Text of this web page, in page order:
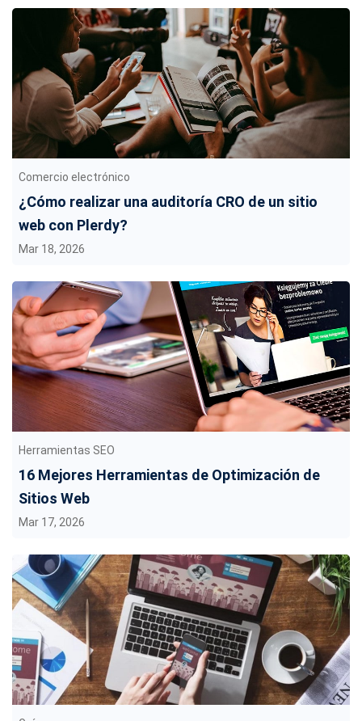
Comercio electrónico
¿Cómo realizar una auditoría CRO de un sitio
web con Plerdy?
Mar 18, 2026
Herramientas SEO
16 Mejores Herramientas de Optimización de
Sitios Web
Mar 17, 2026